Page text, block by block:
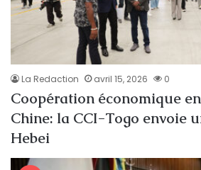
La Redaction avril 15, 2026 0
Coopération économique
Chine: la CCI-Togo envoie
Hebei